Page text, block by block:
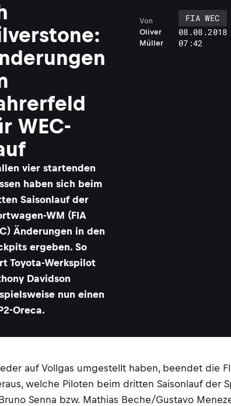
WEC-
vier startenden
haben sich beim
Saisonlauf der
WM (FIA
Änderungen in den
ergeben. So
Toyota-Werkspilot
Davidson
nun einen
Oreca.
Oliver
Müller
Von
FIA WEC
07:42
auf Vollgas umgestellt haben, beendet die
welche Piloten beim dritten Saisonlauf der
Senna bzw. Mathias Beche/Gustavo